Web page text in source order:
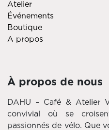
Atelier
Événements
Boutique
A propos
À propos de nous
DAHU – Café & Atelier
convivial où se
passionnés de vélo. Que